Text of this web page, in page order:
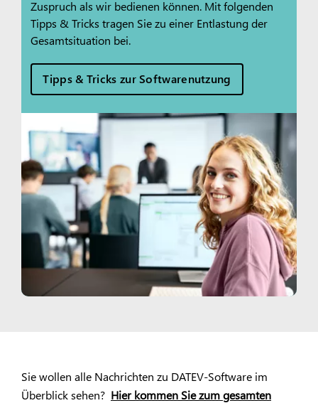
Zuspruch als wir bedienen können. Mit folgenden
Tipps & Tricks tragen Sie zu einer Entlastung der
Gesamtsituation bei.
Tipps & Tricks zur Softwarenutzung
Sie wollen alle Nachrichten zu DATEV-Software im
Überblick sehen? Hier kommen Sie zum gesamten